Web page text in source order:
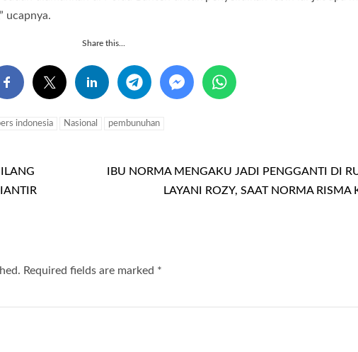
ucapnya.
Share this...
indonesia Nasional pembunuhan
IBU NORMA MENGAKU JADI PENGGANTI DI
LAYANI ROZY, SAAT NORMA RISMA
Required fields are marked *